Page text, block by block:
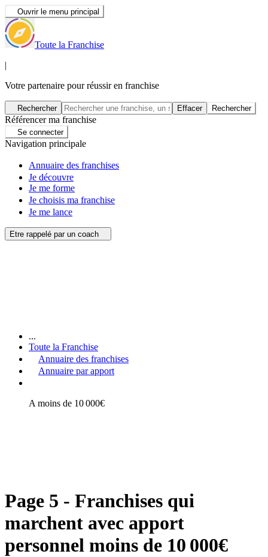
Ouvrir le menu principal
Toute la Franchise
|
Votre partenaire pour réussir en franchise
Rechercher Effacer Rechercher
Référencer ma franchise
Se connecter
Navigation principale
Annuaire des franchises
Je découvre
Je me forme
Je choisis ma franchise
Je me lance
Etre rappelé par un coach
...
Toute la Franchise
Annuaire des franchises
Annuaire par apport
A moins de 10 000€
Page 5 - Franchises qui
marchent avec apport
personnel moins de 10 000€